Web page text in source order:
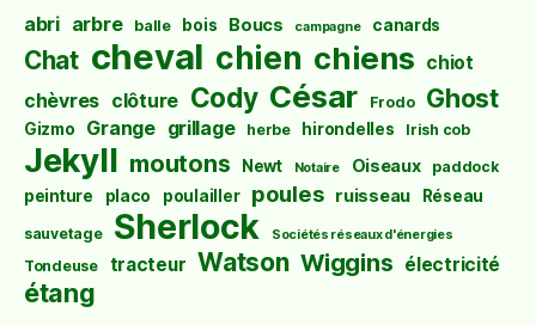
abri arbre balle bois Boucs campagne canards
Chat cheval chien chiens chiot
chèvres clôture Cody César Frodo Ghost
Gizmo Grange grillage herbe hirondelles Irish cob
Jekyll moutons Newt Notaire Oiseaux paddock
peinture placo poulailler poules ruisseau Réseau
sauvetage Sherlock Sociétés réseaux d'énergies
Tondeuse tracteur Watson Wiggins électricité
étang